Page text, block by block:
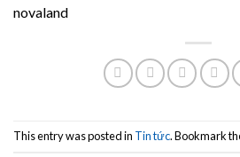
novaland
This entry was posted in Tin tức. Bookmark